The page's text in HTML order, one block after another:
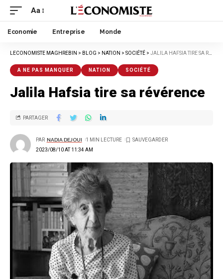
Aa
Economie Entreprise Monde
LECONOMISTE MAGHREBIN > BLOG > NATION > SOCIÉTÉ > JALILA HAFSIA TIRE SA RÉVÉRENCE
A NE PAS MANQUER NATION SOCIÉTÉ
Jalila Hafsia tire sa révérence
2023/08/10 AT 11:34 AM
PAR NADIA DEJOUI 1 MIN LECTURE
PARTAGER